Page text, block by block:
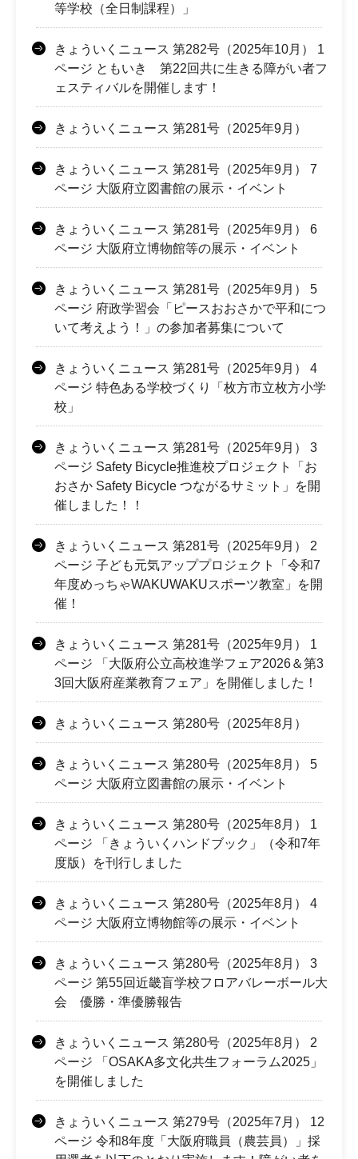
等学校（全日制課程）」
きょういくニュース 第282号（2025年10月） 1
ページ ともいき 第22回共に生きる障がい者フ
ェスティバルを開催します！
きょういくニュース 第281号（2025年9月）
きょういくニュース 第281号（2025年9月） 7
ページ 大阪府立図書館の展示・イベント
きょういくニュース 第281号（2025年9月） 6
ページ 大阪府立博物館等の展示・イベント
きょういくニュース 第281号（2025年9月） 5
ページ 府政学習会「ピースおおさかで平和につ
いて考えよう！」の参加者募集について
きょういくニュース 第281号（2025年9月） 4
ページ 特色ある学校づくり「枚方市立枚方小学
校」
きょういくニュース 第281号（2025年9月） 3
ページ Safety Bicycle推進校プロジェクト「お
おさか Safety Bicycle つながるサミット」を開
催しました！！
きょういくニュース 第281号（2025年9月） 2
ページ 子ども元気アッププロジェクト「令和7
年度めっちゃWAKUWAKUスポーツ教室」を開
催！
きょういくニュース 第281号（2025年9月） 1
ページ 「大阪府公立高校進学フェア2026＆第3
3回大阪府産業教育フェア」を開催しました！
きょういくニュース 第280号（2025年8月）
きょういくニュース 第280号（2025年8月） 5
ページ 大阪府立図書館の展示・イベント
きょういくニュース 第280号（2025年8月） 1
ページ 「きょういくハンドブック」（令和7年
度版）を刊行しました
きょういくニュース 第280号（2025年8月） 4
ページ 大阪府立博物館等の展示・イベント
きょういくニュース 第280号（2025年8月） 3
ページ 第55回近畿盲学校フロアバレーボール大
会 優勝・準優勝報告
きょういくニュース 第280号（2025年8月） 2
ページ 「OSAKA多文化共生フォーラム2025」
を開催しました
きょういくニュース 第279号（2025年7月） 12
ページ 令和8年度「大阪府職員（農芸員）」採